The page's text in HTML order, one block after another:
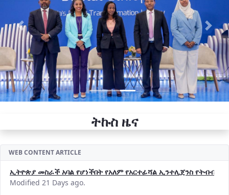
Previous Next
ትኩስ ዜና
WEB CONTENT ARTICLE
ኢትዮጵያ መስራች አባል የሆነችበት የአለም የአርተፊሻል ኢንተሊጀንስ የትብብር
Modified 21 Days ago.